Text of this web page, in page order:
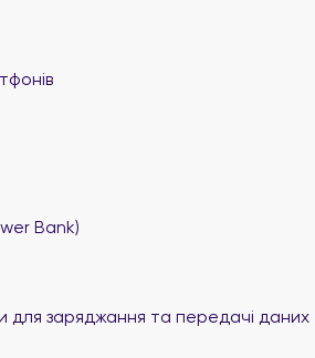
Bank)
для заряджання та передачі даних